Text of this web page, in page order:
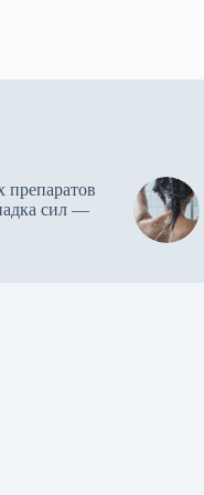
препаратов
сил —